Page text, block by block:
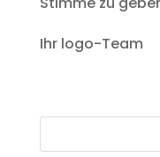
Ihr logo-Team